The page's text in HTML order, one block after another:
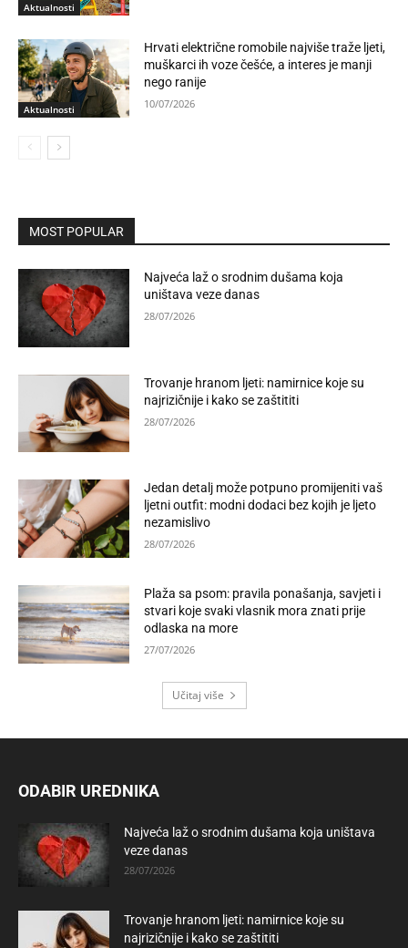
Aktualnosti
Aktualnosti
Hrvati električne romobile najviše traže ljeti,
muškarci ih voze češće, a interes je manji
nego ranije
10/07/2026
MOST POPULAR
Najveća laž o srodnim dušama koja
uništava veze danas
28/07/2026
Trovanje hranom ljeti: namirnice koje su
najrizičnije i kako se zaštititi
28/07/2026
Jedan detalj može potpuno promijeniti vaš
ljetni outfit: modni dodaci bez kojih je ljeto
nezamislivo
28/07/2026
Plaža sa psom: pravila ponašanja, savjeti i
stvari koje svaki vlasnik mora znati prije
odlaska na more
27/07/2026
Učitaj više
ODABIR UREDNIKA
Najveća laž o srodnim dušama koja uništava
veze danas
28/07/2026
Trovanje hranom ljeti: namirnice koje su
najrizičnije i kako se zaštititi